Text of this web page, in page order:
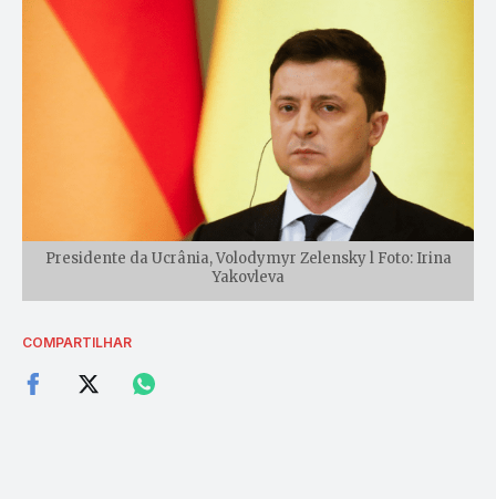
Presidente da Ucrânia, Volodymyr Zelensky l Foto: Irina
Yakovleva
COMPARTILHAR